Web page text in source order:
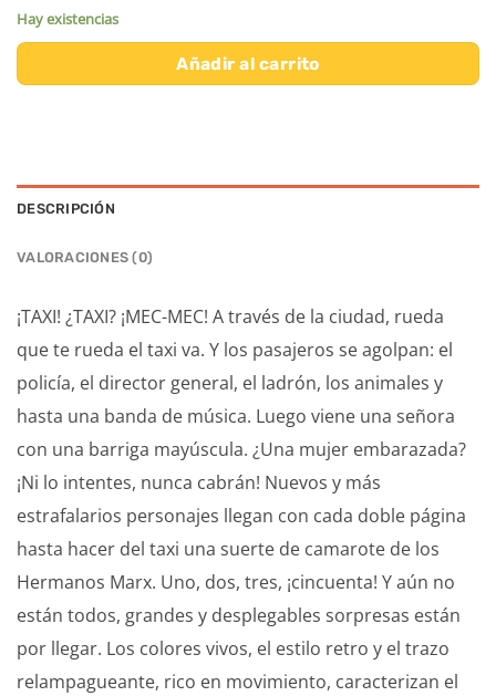
Hay existencias
Añadir al carrito
DESCRIPCIÓN
VALORACIONES (0)
¡TAXI! ¿TAXI? ¡MEC-MEC! A través de la ciudad, rueda
que te rueda el taxi va. Y los pasajeros se agolpan: el
policía, el director general, el ladrón, los animales y
hasta una banda de música. Luego viene una señora
con una barriga mayúscula. ¿Una mujer embarazada?
¡Ni lo intentes, nunca cabrán! Nuevos y más
estrafalarios personajes llegan con cada doble página
hasta hacer del taxi una suerte de camarote de los
Hermanos Marx. Uno, dos, tres, ¡cincuenta! Y aún no
están todos, grandes y desplegables sorpresas están
por llegar. Los colores vivos, el estilo retro y el trazo
relampagueante, rico en movimiento, caracterizan el